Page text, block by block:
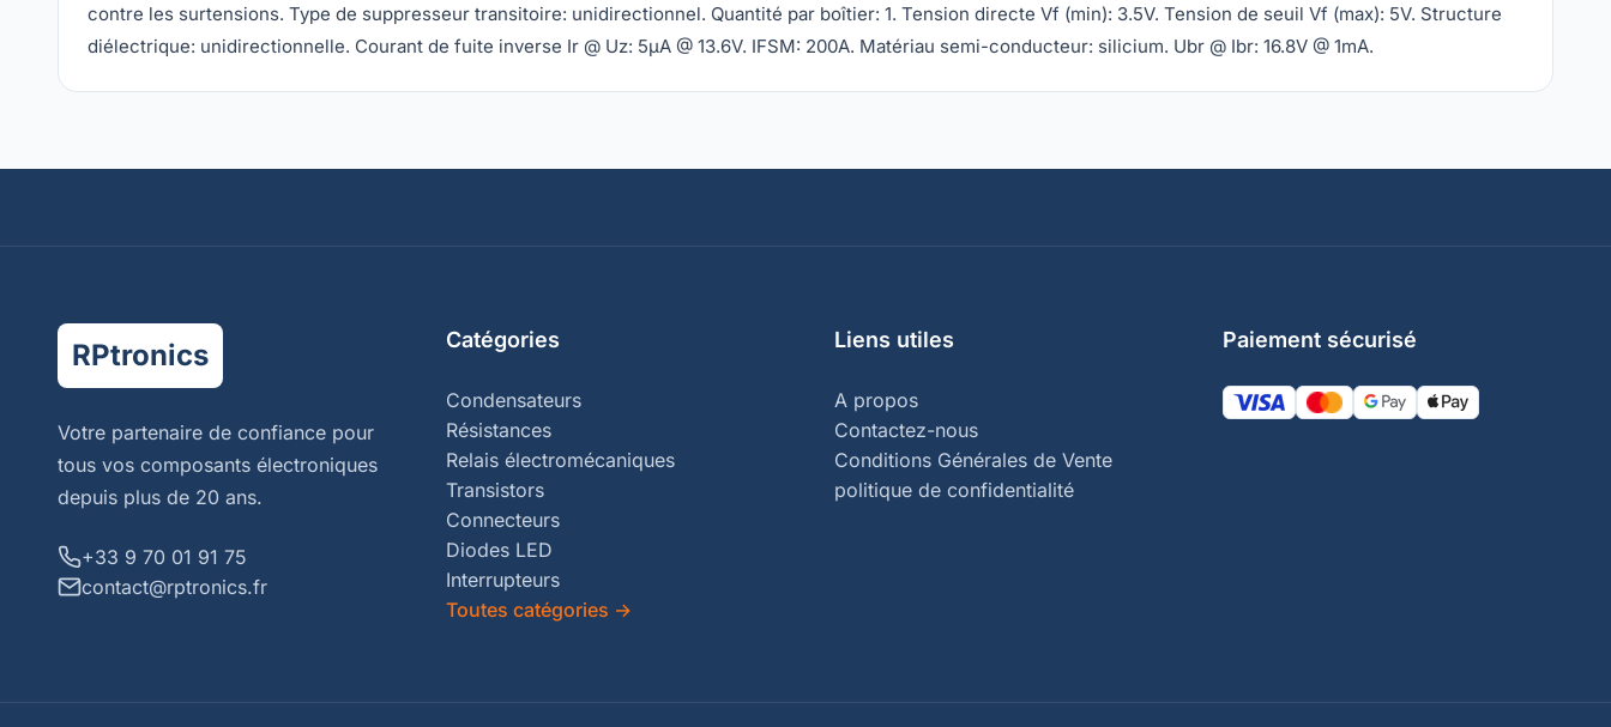
contre les surtensions. Type de suppresseur transitoire: unidirectionnel. Quantité par boîtier: 1. Tension directe Vf (min): 3.5V. Tension de seuil Vf (max): 5V. Structure
diélectrique: unidirectionnelle. Courant de fuite inverse Ir @ Uz: 5µA @ 13.6V. IFSM: 200A. Matériau semi-conducteur: silicium. Ubr @ Ibr: 16.8V @ 1mA.
RPtronics
Votre partenaire de confiance pour
tous vos composants électroniques
depuis plus de 20 ans.
+33 9 70 01 91 75
contact@rptronics.fr
Catégories
Condensateurs
Résistances
Relais électromécaniques
Transistors
Connecteurs
Diodes LED
Interrupteurs
Toutes catégories →
Liens utiles
A propos
Contactez-nous
Conditions Générales de Vente
politique de confidentialité
Paiement sécurisé